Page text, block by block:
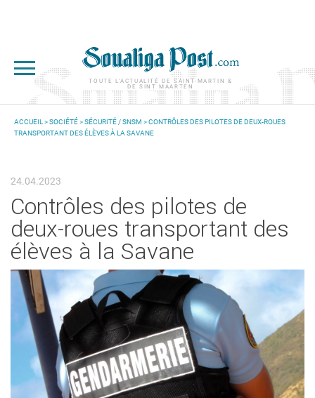
TOUTE L'ACTUALITÉ DE SAINT-MARTIN &
DE SINT MAARTEN
VOUS ÊTES ICI
ACCUEIL >SOCIÉTÉ>SÉCURITÉ / SNSM > CONTRÔLES DES PILOTES DE DEUX-ROUES
TRANSPORTANT DES ÉLÈVES À LA SAVANE
24.04.2023
Contrôles des pilotes de
deux-roues transportant des
élèves à la Savane